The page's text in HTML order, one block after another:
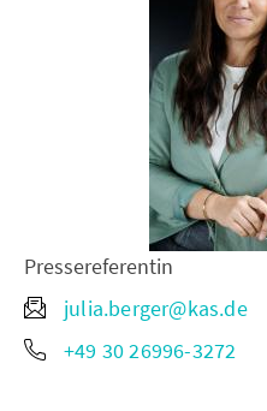
Pressereferentin
julia.berger@kas.de
+49 30 26996-3272